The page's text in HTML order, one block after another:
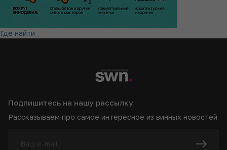
Где найти
Подпишитесь на нашу рассылку
Рассказываем про самое интересное из винных новостей